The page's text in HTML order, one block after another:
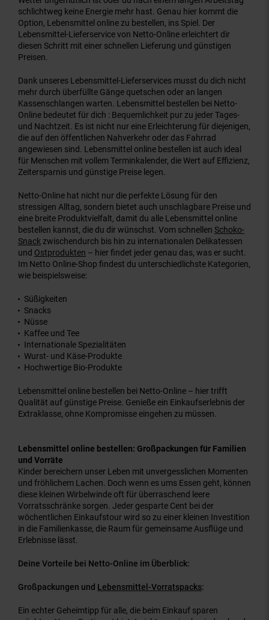
schlichtweg keine Energie mehr hast. Genau hier kommt die
Option, Lebensmittel online zu bestellen, ins Spiel. Der
Lebensmittel-Lieferservice von Netto-Online erleichtert dir
diesen Schritt mit einer schnellen Lieferung und günstigen
Preisen.
Dank unseres Lebensmittel-Lieferservices musst du dich nicht
mehr durch überfüllte Gänge quetschen oder an langen
Kassenschlangen warten. Lebensmittel bestellen bei Netto-
Online bedeutet für dich : Bequemlichkeit pur zu jeder Tages-
und Nachtzeit. Es ist nicht nur eine Erleichterung für diejenigen,
die auf den öffentlichen Nahverkehr oder das Fahrrad
angewiesen sind. Lebensmittel online bestellen ist auch ideal
für Menschen mit vollem Terminkalender, die Wert auf Effizienz,
Zeitersparnis und günstige Preise legen.
Netto-Online hat nicht nur die perfekte Lösung für den
stressigen Alltag, sondern bietet auch unschlagbare Preise und
eine breite Produktvielfalt, damit du alle Lebensmittel online
bestellen kannst, die du dir wünschst. Vom schnellen Schoko-
Snack zwischendurch bis hin zu internationalen Delikatessen
und Ostprodukten – hier findet jeder genau das, was er sucht.
Im Netto Online-Shop findest du unterschiedlichste Kategorien,
wie beispielsweise:
Süßigkeiten
Snacks
Nüsse
Kaffee und Tee
Internationale Spezialitäten
Wurst- und Käse-Produkte
Hochwertige Bio-Produkte
Lebensmittel online bestellen bei Netto-Online – hier trifft
Qualität auf günstige Preise. Genieße ein Einkaufserlebnis der
Extraklasse, ohne Kompromisse eingehen zu müssen.
Lebensmittel online bestellen: Großpackungen für Familien
und Vorräte
Kinder bereichern unser Leben mit unvergesslichen Momenten
und fröhlichem Lachen. Doch wenn es ums Essen geht, können
diese kleinen Wirbelwinde oft für überraschend leere
Vorratsschränke sorgen. Jeder gesparte Cent bei der
wöchentlichen Einkaufstour wird so zu einer kleinen Investition
in die Familienkasse, die Raum für gemeinsame Ausflüge und
Erlebnisse lässt.
Deine Vorteile bei Netto-Online im Überblick:
Großpackungen und Lebensmittel-Vorratspacks:
Ein echter Geheimtipp für alle, die beim Einkauf sparen